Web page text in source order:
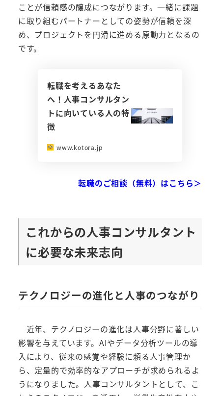
ことが信頼感の醸成につながります。一緒に課題
に取り組むパートナーとしての姿勢が信頼を深
め、プロジェクトを円滑に進める原動力となるの
です。
転職を考えるあなた
へ！人事コンサルタン
トに向いている人の特
徴
www.kotora.jp
転職のご相談（無料）はこちら＞
これからの人事コンサルタント
に必要な未来志向
テクノロジーの進化と人事のつながり
近年、テクノロジーの進化は人事分野に著しい
影響を与えています。AIやデータ分析ツールの導
入により、従来の感覚や経験に頼る人事管理か
ら、定量的で効率的なアプローチが求められるよ
うになりました。人事コンサルタントとして、こ